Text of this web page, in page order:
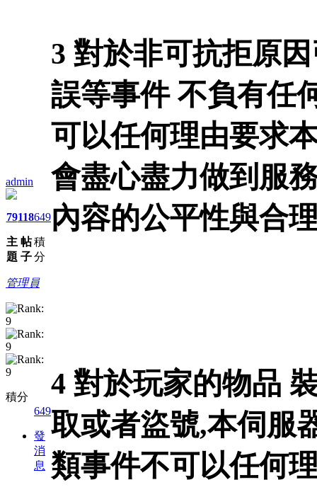
admin
79
主
題
118
帖
子
649
積
分
管理員
積分
649
發
消
息
3 對於非可抗拒原
誤等事件 不負有任
可以任何理由要求
會盡心盡力做到服
內容的公平性與合
4 對於玩家的物品
取或者盜號,本伺服
類事件不可以任何